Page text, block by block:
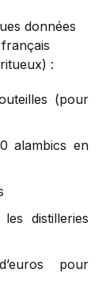
données
:
(pour
alambics en
distilleries
pour